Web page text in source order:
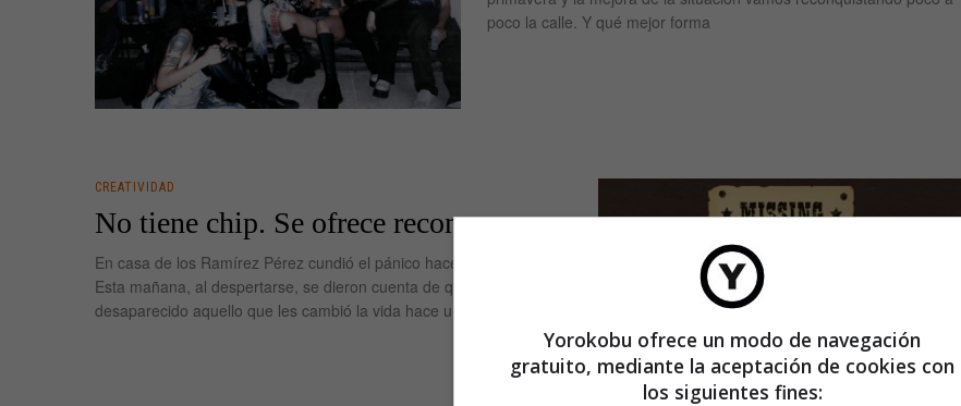
poco la calle. Y qué mejor forma
CREATIVIDAD
No tiene chip. Se ofrece recompensa
En casa de los Ramírez Pérez cundió el pánico hace unas horas.
Esta mañana, al despertarse, se dieron cuenta de que había
desaparecido aquello que les cambió la vida hace unos meses.
Yorokobu ofrece un modo de navegación
gratuito, mediante la aceptación de cookies con
los siguientes fines: